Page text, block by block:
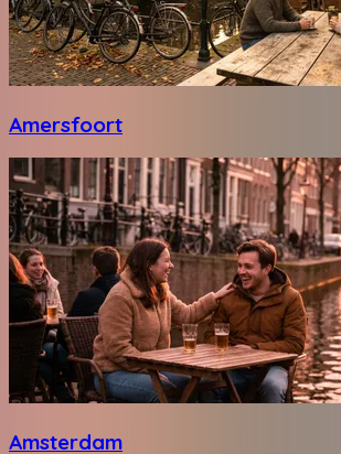
Amersfoort
Amsterdam